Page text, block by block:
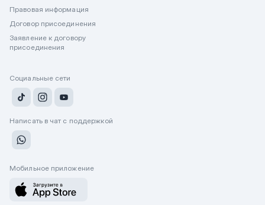
Правовая информация
Договор присоединения
Заявление к договору
присоединения
Социальные сети
Написать в чат с поддержкой
Мобильное приложение